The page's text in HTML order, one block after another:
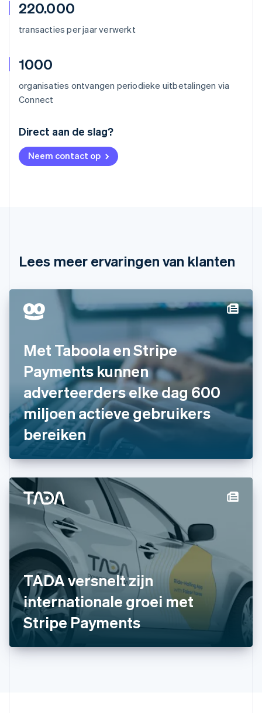
220.000
transacties per jaar verwerkt
1000
organisaties ontvangen periodieke uitbetalingen via
Connect
Direct aan de slag?
Neem contact op
Lees meer ervaringen van klanten
Met Taboola en Stripe
Payments kunnen
adverteerders elke dag 600
miljoen actieve gebruikers
bereiken
TADA versnelt zijn
internationale groei met
Stripe Payments
Australië
English
België
NederlandsFrançais Deutsch
Denemarken
Duitsland
Deutsch English
Estland
English Svenska
FrançaisEnglish
Gibraltar
English
Griekenland
English
Hongarije
English
Hongkong SAR, China
English
India
English
Italië
Italiano English
Japan
日本語 English
Kroatië
EnglishItaliano
Letland
English
Liechtenstein
Deutsch
Litouwen